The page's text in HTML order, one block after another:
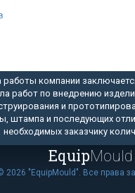
работы компании
работ по внедрению
и
штампа и последующих
необходимых заказчику
EquipMould
2026 "EquipMould". Все права